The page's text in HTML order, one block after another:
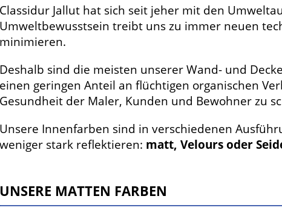
Classidur Jallut hat sich seit jeher mit den
Umweltbewusstsein treibt uns zu immer neuen
minimieren.
Deshalb sind die meisten unserer Wand- und
einen geringen Anteil an flüchtigen organischen
Gesundheit der Maler, Kunden und Bewohner zu
Unsere Innenfarben sind in verschiedenen
weniger stark reflektieren: matt, Velours oder
UNSERE MATTEN FARBEN